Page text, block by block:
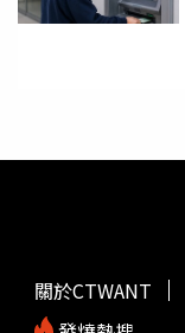
關於CTWANT